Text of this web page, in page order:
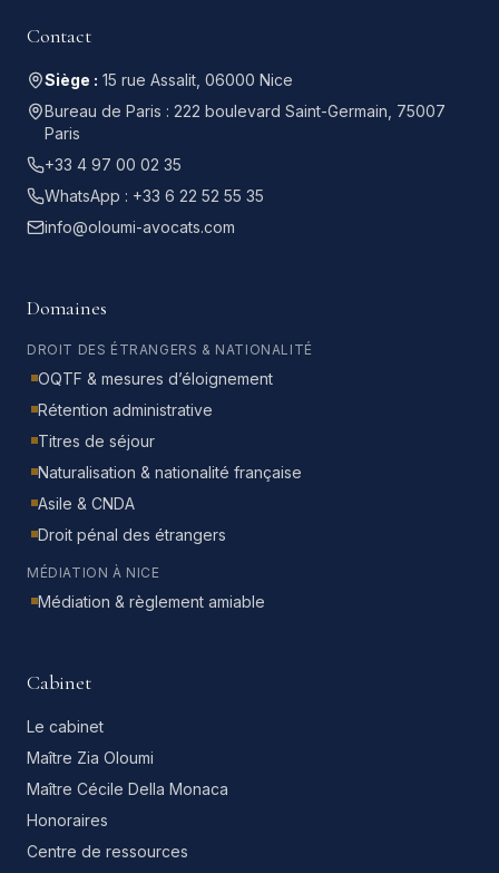
Contact
Siège : 15 rue Assalit, 06000 Nice
Bureau de Paris : 222 boulevard Saint-Germain, 75007
Paris
+33 4 97 00 02 35
WhatsApp : +33 6 22 52 55 35
info@oloumi-avocats.com
Domaines
DROIT DES ÉTRANGERS & NATIONALITÉ
OQTF & mesures d’éloignement
Rétention administrative
Titres de séjour
Naturalisation & nationalité française
Asile & CNDA
Droit pénal des étrangers
MÉDIATION À NICE
Médiation & règlement amiable
Cabinet
Le cabinet
Maître Zia Oloumi
Maître Cécile Della Monaca
Honoraires
Centre de ressources